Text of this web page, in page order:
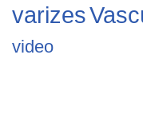
varizes
video